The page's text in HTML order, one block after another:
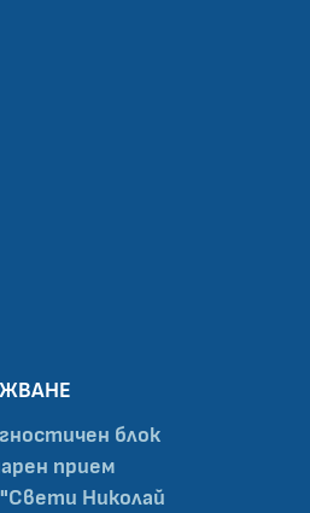
блок
прием
Николай